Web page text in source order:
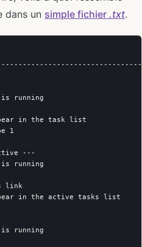
dans un simple fichier .txt.
is running
in the task list
1
---
is running
link
in the active tasks list
is running